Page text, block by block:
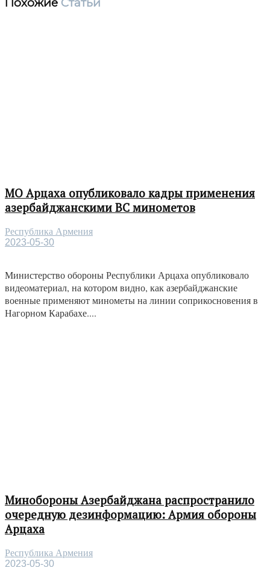
Похожие Статьи
МО Арцаха опубликовало кадры применения
азербайджанскими ВС минометов
Республика Армения
2023-05-30
Министерство обороны Республики Арцаха опубликовало
видеоматериал, на котором видно, как азербайджанские
военные применяют минометы на линии соприкосновения в
Нагорном Карабахе....
Минобороны Азербайджана распространило
очередную дезинформацию: Армия обороны
Арцаха
Республика Армения
2023-05-30